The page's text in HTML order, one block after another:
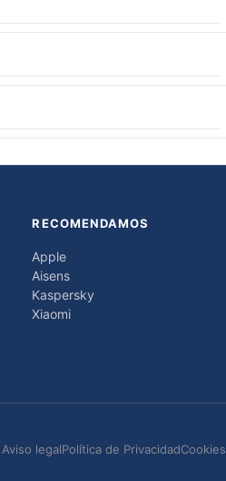
RECOMENDAMOS
Apple
Aisens
Kaspersky
Xiaomi
Aviso legalPolítica de PrivacidadCookies